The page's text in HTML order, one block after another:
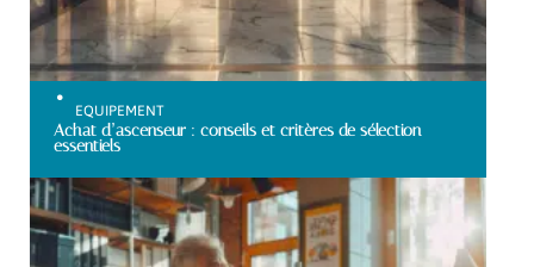
EQUIPEMENT
Achat d’ascenseur : conseils et critères de sélection
essentiels